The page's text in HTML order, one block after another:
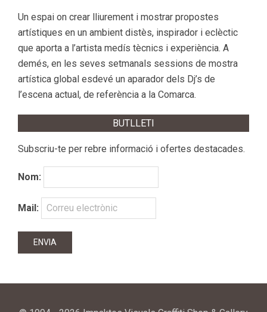
Un espai on crear lliurement i mostrar propostes
artístiques en un ambient distès, inspirador i eclèctic
que aporta a l’artista medís tècnics i experiència. A
demés, en les seves setmanals sessions de mostra
artística global esdevé un aparador dels Dj’s de
l’escena actual, de referència a la Comarca.
BUTLLETI
Subscriu-te per rebre informació i ofertes destacades.
Nom:
Mail: